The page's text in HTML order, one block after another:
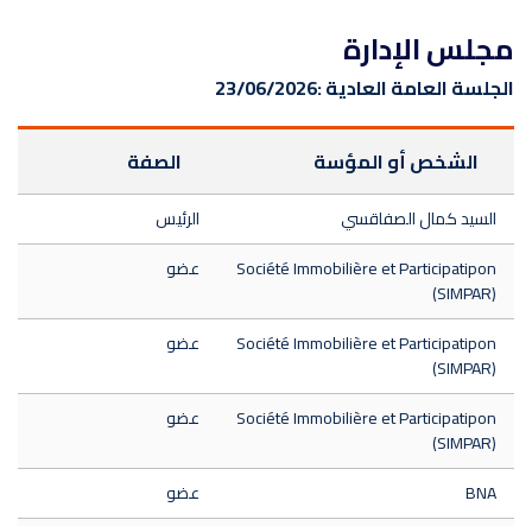
مجلس الإدارة
الجلسة العامة العادية :23/06/2026
الشخص أو المؤسة الصفة
السيد كمال الصفاقسي
الرئيس
Société Immobilière et Participatipon
(SIMPAR)
عضو
Société Immobilière et Participatipon
(SIMPAR)
عضو
Société Immobilière et Participatipon
(SIMPAR)
عضو
BNA
عضو